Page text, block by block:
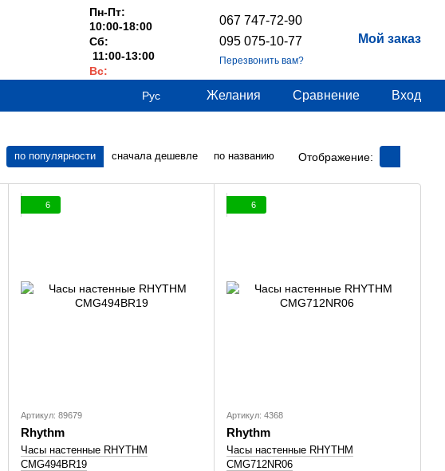
Пн-Пт:
10:00-18:00
Сб:
11:00-13:00
Вс:
067 747-72-90
095 075-10-77
Перезвонить вам?
Мой заказ
Рус Желания Сравнение Вход
по популярности сначала дешевле по названию Отображение:
6
Артикул: 89679
Rhythm
Часы настенные RHYTHM
CMG494BR19
6
Артикул: 4368
Rhythm
Часы настенные RHYTHM
CMG712NR06